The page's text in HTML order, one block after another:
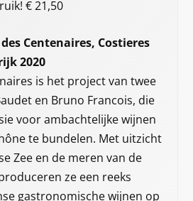
€ 21,50
Centenaires, Costieres
2020
is het project van twee
en Bruno Francois, die
voor ambachtelijke wijnen
te bundelen. Met uitzicht
Zee en de meren van de
ze een reeks
gastronomische wijnen op